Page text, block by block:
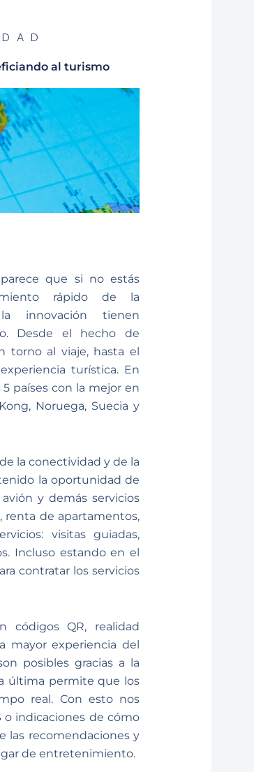
al turismo
que si no estás
rápido de la
innovación tienen
Desde el hecho de
torno al viaje, hasta el
turística. En
países con la mejor en
Noruega, Suecia y
la conectividad y de la
la oportunidad de
y demás servicios
renta de apartamentos,
visitas guiadas,
Incluso estando en el
contratar los servicios
códigos QR, realidad
mayor experiencia del
posibles gracias a la
última permite que los
real. Con esto nos
o indicaciones de cómo
las recomendaciones y
de entretenimiento.